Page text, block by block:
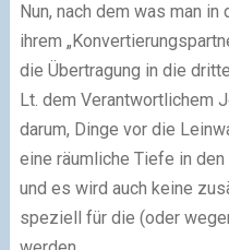
Nun, nach dem was man
ihrem
die Übertragung in die
Lt. dem Verantwortlichem
darum, Dinge vor die
eine räumliche Tiefe in
und es wird auch keine
speziell für die (oder